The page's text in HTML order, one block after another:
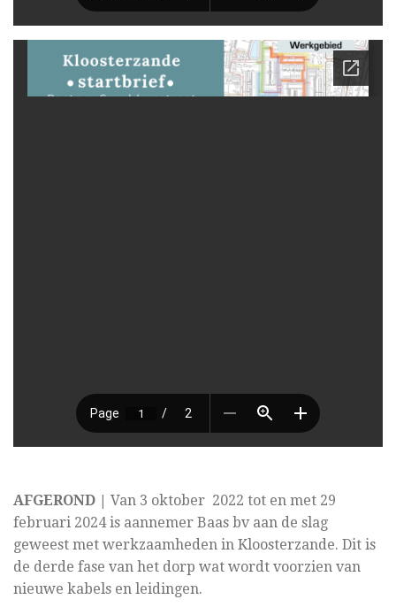
AFGEROND | Van 3 oktober 2022 tot en met 29
februari 2024 is aannemer Baas bv aan de slag
geweest met werkzaamheden in Kloosterzande. Dit is
de derde fase van het dorp wat wordt voorzien van
nieuwe kabels en leidingen.